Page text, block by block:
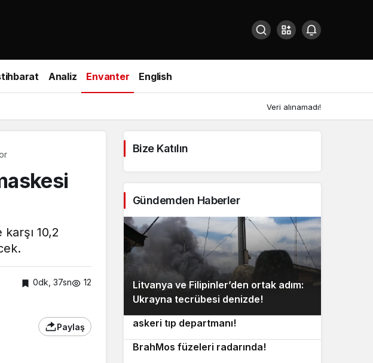
Analiz Envanter English
Veri alınamadı!
10,2
0dk, 37sn 12
Paylaş
Bize Katılın
Gündemden Haberler
Litvanya ve Filipinler’den ortak adım:
Ukrayna tecrübesi denizde!
2
askeri tıp departmanı!
BrahMos füzeleri radarında!